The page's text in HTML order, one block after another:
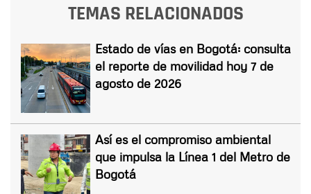
TEMAS RELACIONADOS
Estado de vías en Bogotá: consulta
el reporte de movilidad hoy 7 de
agosto de 2026
Así es el compromiso ambiental
que impulsa la Línea 1 del Metro de
Bogotá